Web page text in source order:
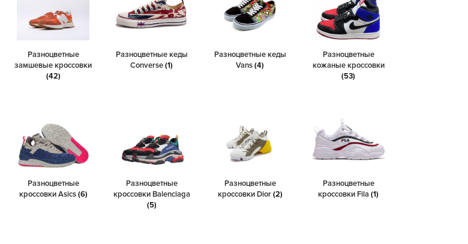
Разноцветные
замшевые кроссовки
(42)
Разноцветные кеды
Converse(1)
Разноцветные кеды
Vans(4)
Разноцветные
кожаные кроссовки
(53)
Разноцветные
кроссовки Asics(6)
Разноцветные
кроссовки Balenciaga
(5)
Разноцветные
кроссовки Dior(2)
Разноцветные
кроссовки Fila(1)